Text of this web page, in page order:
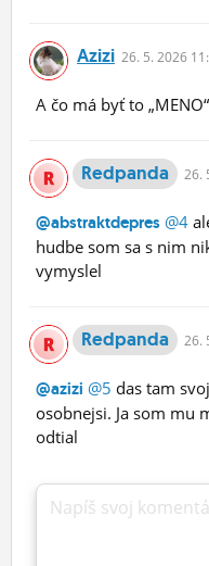
Azizi 26. 5. 2026
A čo má byť to
Redpanda 26.
@abstraktdepres @4
hudbe som sa s nim
vymyslel
Redpanda 26.
@azizi @5 das tam
osobnejsi. Ja som mu
odtial
Napíš svoj